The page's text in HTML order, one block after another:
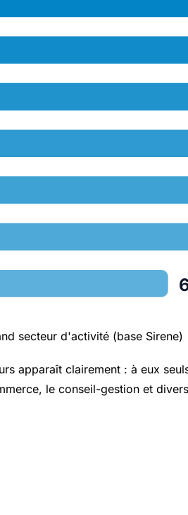
secteur d'activité (base Sirene)
apparaît clairement : à eux
le conseil-gestion et